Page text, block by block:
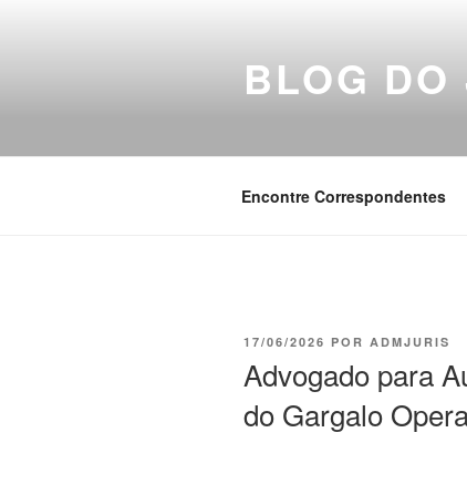
BLOG DO
Encontre Correspondentes
PUBLICADO
17/06/2026 POR ADMJURIS
Advogado para
do Gargalo